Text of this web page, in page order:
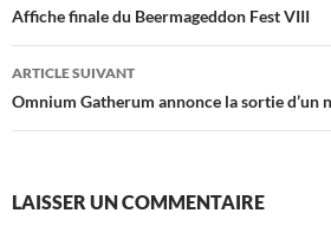
des
articles
Affiche finale du Beermageddon Fest VIII
ARTICLE SUIVANT
Omnium Gatherum annonce la sortie d’un
LAISSER UN COMMENTAIRE